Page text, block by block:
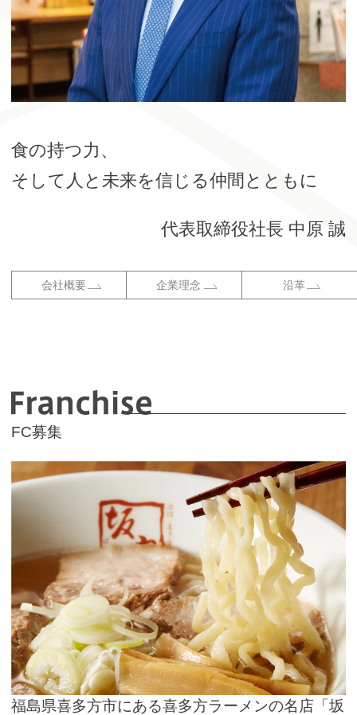
食の持つ力、
そして人と未来を信じる仲間とともに
代表取締役社長 中原 誠
会社概要 企業理念 沿革
FC募集
福島県喜多方市にある喜多方ラーメンの名店「坂